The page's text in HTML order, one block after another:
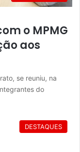
o MPMG
aos
se reuniu, na
do
DESTAQUES